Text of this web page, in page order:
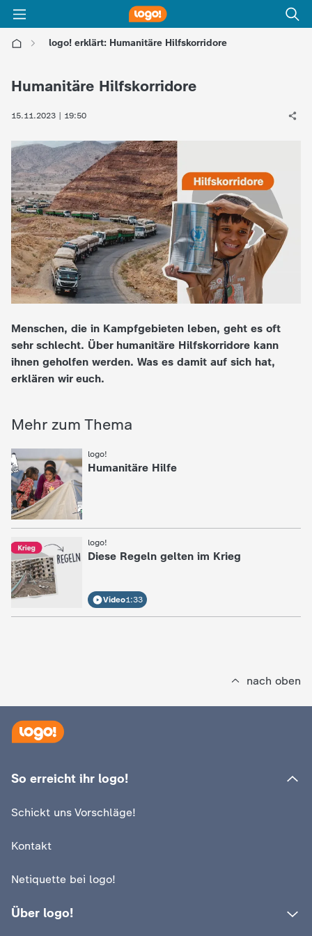
logo! erklärt: Humanitäre Hilfskorridore
o
g
o
d
e
K
n
d
e
n
a
r
c
h
n
Humanitäre Hilfskorridore
15.11.2023 | 19:50
Menschen, die in Kampfgebieten leben, geht es oft
sehr schlecht. Über humanitäre Hilfskorridore kann
ihnen geholfen werden. Was es damit auf sich hat,
erklären wir euch.
Mehr zum Thema
logo!
:
Humanitäre Hilfe
logo!
:
Diese Regeln gelten im Krieg
Video1:33
nach oben
So erreicht ihr logo!
Schickt uns Vorschläge!
Kontakt
Netiquette bei logo!
Über logo!